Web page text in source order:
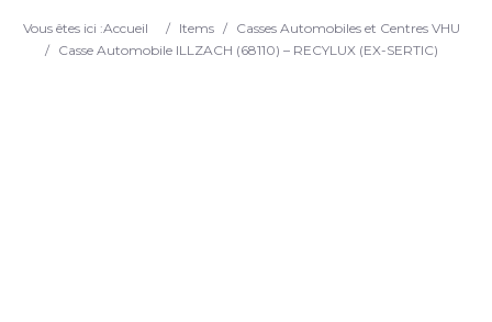
Search
Vous êtes ici :Accueil / Items / Casses Automobiles et Centres VHU
/ Casse Automobile ILLZACH (68110) – RECYLUX (EX-SERTIC)